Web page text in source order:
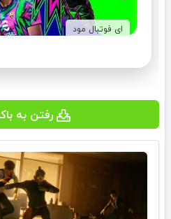
ای فوتبال مود
رفتن به